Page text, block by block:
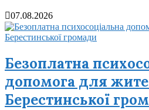
07.08.2026
Безоплатна
допомога для
Берестинської